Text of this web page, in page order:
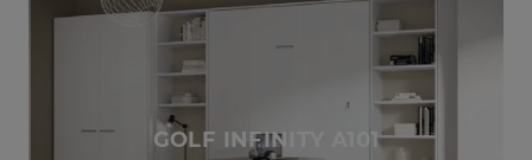
GOLF INFINITY A101